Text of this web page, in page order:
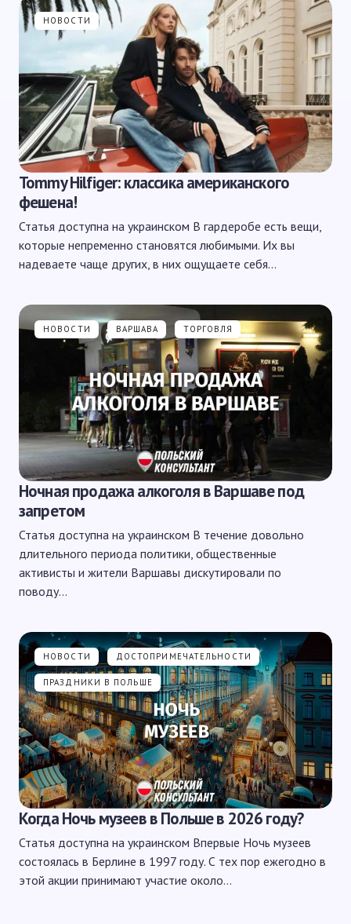
НОВОСТИ
Tommy Hilfiger: классика американского
фешена!
Статья доступна на украинском В гардеробе есть вещи,
которые непременно становятся любимыми. Их вы
надеваете чаще других, в них ощущаете себя…
НОВОСТИ ВАРШАВА ТОРГОВЛЯ
Ночная продажа алкоголя в Варшаве под
запретом
Статья доступна на украинском В течение довольно
длительного периода политики, общественные
активисты и жители Варшавы дискутировали по
поводу…
НОВОСТИ ДОСТОПРИМЕЧАТЕЛЬНОСТИ
ПРАЗДНИКИ В ПОЛЬШЕ
Когда Ночь музеев в Польше в 2026 году?
Статья доступна на украинском Впервые Ночь музеев
состоялась в Берлине в 1997 году. С тех пор ежегодно в
этой акции принимают участие около…